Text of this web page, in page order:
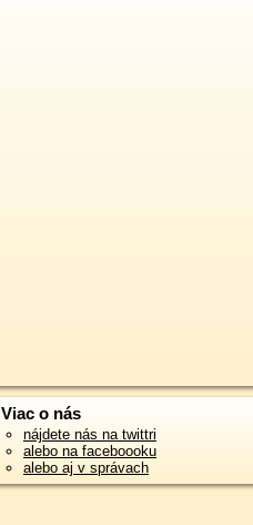
Viac o nás
nájdete nás na twittri
alebo na faceboooku
alebo aj v správach